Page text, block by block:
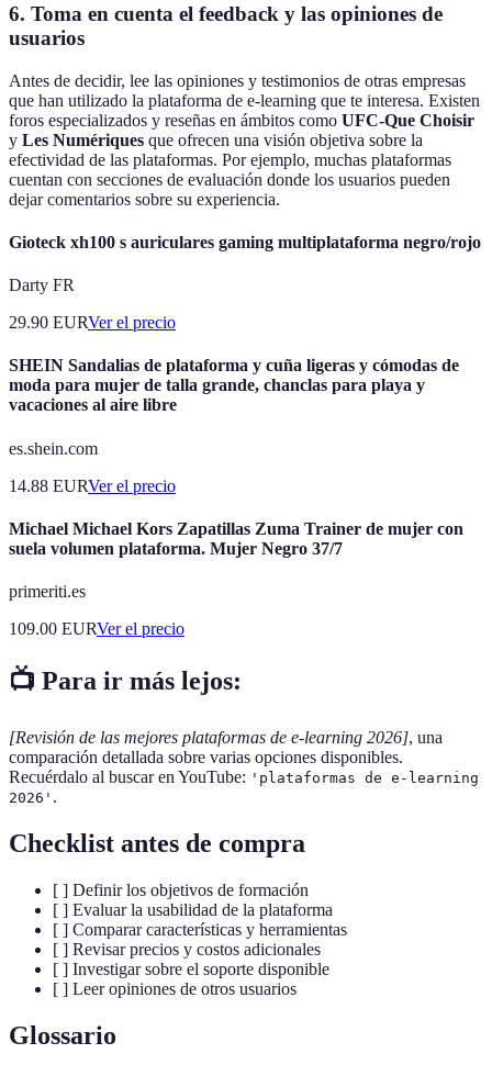
6. Toma en cuenta el feedback y las opiniones de
usuarios
Antes de decidir, lee las opiniones y testimonios de otras empresas
que han utilizado la plataforma de e-learning que te interesa. Existen
foros especializados y reseñas en ámbitos como UFC-Que Choisir
y Les Numériques que ofrecen una visión objetiva sobre la
efectividad de las plataformas. Por ejemplo, muchas plataformas
cuentan con secciones de evaluación donde los usuarios pueden
dejar comentarios sobre su experiencia.
Gioteck xh100 s auriculares gaming multiplataforma negro/rojo
Darty FR
29.90 EURVer el precio
SHEIN Sandalias de plataforma y cuña ligeras y cómodas de
moda para mujer de talla grande, chanclas para playa y
vacaciones al aire libre
es.shein.com
14.88 EURVer el precio
Michael Michael Kors Zapatillas Zuma Trainer de mujer con
suela volumen plataforma. Mujer Negro 37/7
primeriti.es
109.00 EURVer el precio
📺 Para ir más lejos:
[Revisión de las mejores plataformas de e-learning 2026], una
comparación detallada sobre varias opciones disponibles.
Recuérdalo al buscar en YouTube: 'plataformas de e-learning
2026' .
Checklist antes de compra
[ ] Definir los objetivos de formación
[ ] Evaluar la usabilidad de la plataforma
[ ] Comparar características y herramientas
[ ] Revisar precios y costos adicionales
[ ] Investigar sobre el soporte disponible
[ ] Leer opiniones de otros usuarios
Glossario